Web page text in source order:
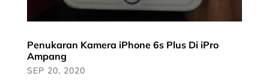
Penukaran Kamera iPhone 6s Plus Di iPro
Ampang
SEP 20, 2020